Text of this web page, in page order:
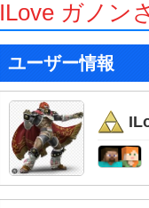
ILove ガノン
ユーザー情報